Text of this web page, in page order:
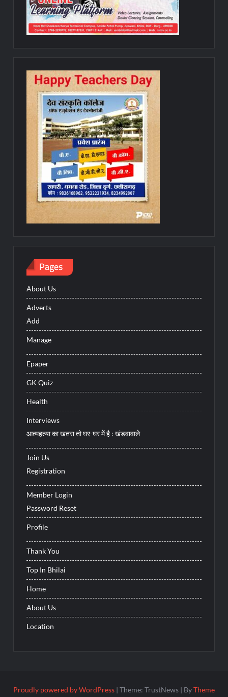
Pages
About Us
Adverts
Add
Manage
Epaper
GK Quiz
Health
Interviews
आत्महत्या का खतरा तो घर-घर में है : खंडवावाले
Join Us
Registration
Member Login
Password Reset
Profile
Thank You
Top In Bhilai
Home
About Us
Location
Proudly powered by WordPress | Theme: TrustNews | ByTheme